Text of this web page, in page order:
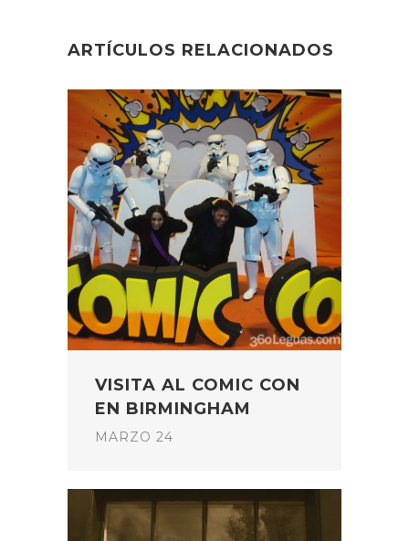
ARTÍCULOS RELACIONADOS
VISITA AL COMIC CON
EN BIRMINGHAM
MARZO 24